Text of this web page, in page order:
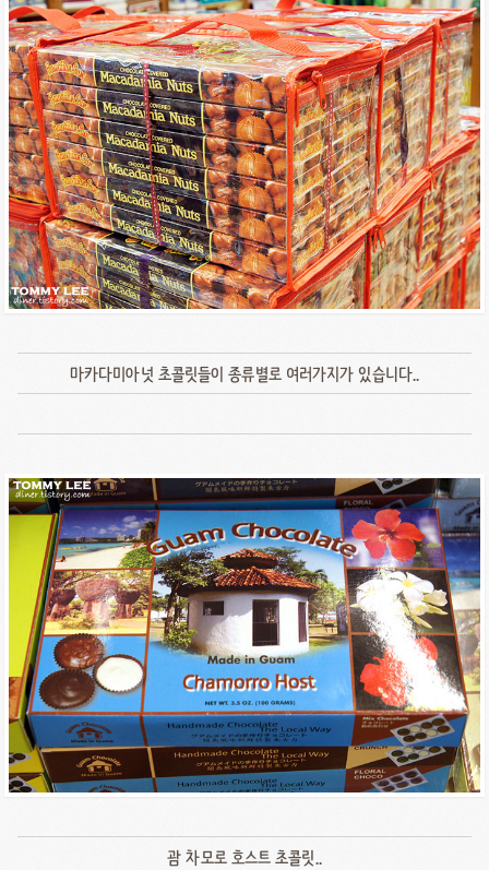
마카다미아넛 초콜릿들이 종류별로 여러가지가 있습니다..
괌 차모로 호스트 초콜릿..